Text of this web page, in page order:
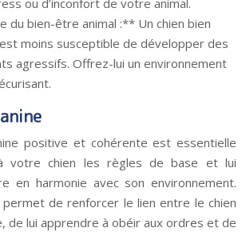
ou d’inconfort de votre animal.
du bien-être animal :** Un chien bien
moins susceptible de développer des
agressifs. Offrez-lui un environnement
positive et cohérente est essentielle
votre chien les règles de base et lui
en harmonie avec son environnement.
permet de renforcer le lien entre le chien
de lui apprendre à obéir aux ordres et de